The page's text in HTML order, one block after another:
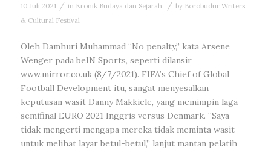
10 Juli 2021 / in Kronik Budaya dan Sejarah / by Borobudur Writers
& Cultural Festival
Oleh Damhuri Muhammad “No penalty,” kata Arsene
Wenger pada beIN Sports, seperti dilansir
www.mirror.co.uk (8/7/2021). FIFA’s Chief of Global
Football Development itu, sangat menyesalkan
keputusan wasit Danny Makkiele, yang memimpin laga
semifinal EURO 2021 Inggris versus Denmark. “Saya
tidak mengerti mengapa mereka tidak meminta wasit
untuk melihat layar betul-betul,” lanjut mantan pelatih